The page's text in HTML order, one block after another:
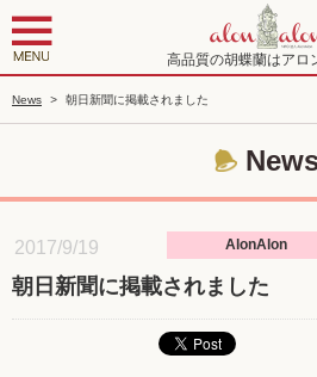
高品質の胡蝶蘭はアロ
News > 朝日新聞に掲載されました
2017/9/19 AlonAlon
朝日新聞に掲載されました